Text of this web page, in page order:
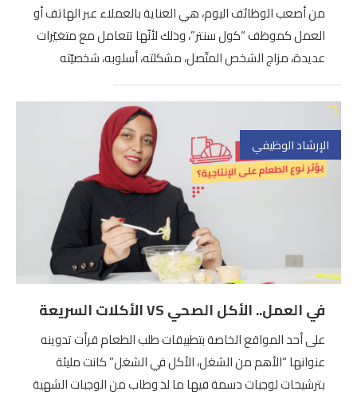
من أصعب الوظائف اليوم، هي العناية بالعملاء عبر الهاتف أو
العمل كموظف “كول سنتر”، وذلك لأنّها تتعامل مع متغيّرات
عديدة، مزاج الشخص المتّصل، مشكلته، أسلوبه، شخصيّته
الإرشاد الوظيفي
في العمل.. الأكل الصحي VS الأكلات السريعة
على أحد المواقع الخاصة بتطبيقات طلب الطعام قرأت تدوينه
عنوانها “الأهم من الشغل، الأكل في الشغل” كانت مليئة
بترشيحات لوجبات دسمة فيها ما لذ وطاب من الوجبات الشهية